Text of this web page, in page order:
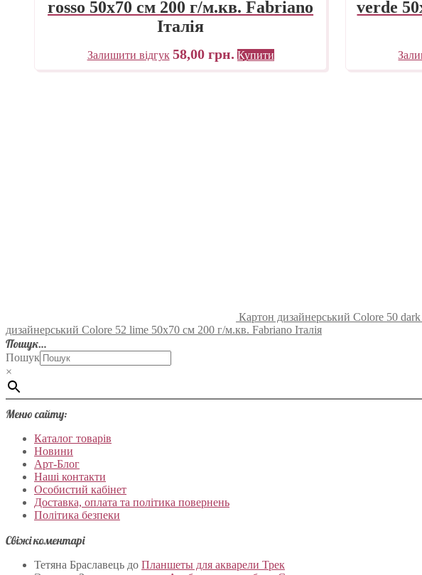
rosso 50х70 см 200 г/м.кв. Fabriano
Італія
Залишити відгук 58,00 грн. Купити
verde
Картон дизайнерський Colore 50
дизайнерський Colore 52 lime 50х70 см 200 г/м.кв. Fabriano Італія
Пошук…
Пошук
×
Меню сайту:
Каталог товарів
Новини
Арт-Блог
Наші контакти
Особистий кабінет
Доставка, оплата та політика повернень
Політика безпеки
Свіжі коментарі
Тетяна Браславець до Планшеты для акварели Трек